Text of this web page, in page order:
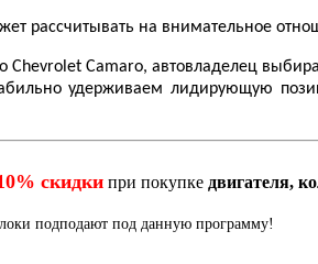
рассчитывать на внимательное
Chevrolet Camaro, автовладелец
удерживаем лидирующую
скидки при покупке двигателя,
подподают под данную программу!